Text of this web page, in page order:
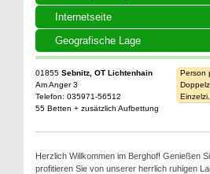
Internetseite
Geografische Lage
01855 Sebnitz, OT Lichtenhain
Am Anger 3
Telefon: 035971-56512
55 Betten + zusätzlich Aufbettung
Person
Herzlich Willkommen im Berghof! Genießen
profitieren Sie von unserer herrlich ruhigen